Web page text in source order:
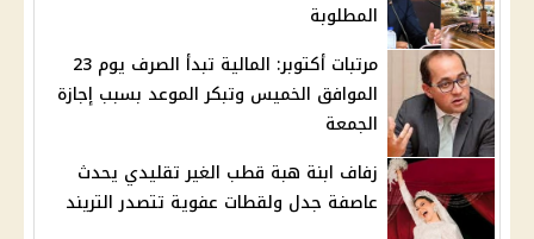
المطلوبة
مرتبات أكتوبر: المالية تبدأ الصرف يوم 23
الموافق الخميس وتبكر الموعد بسبب إجازة
الجمعة
زفاف ابنة هبة قطب الغير تقليدي يحدث
عاصفة جدل ولقطات عفوية تتصدر التريند